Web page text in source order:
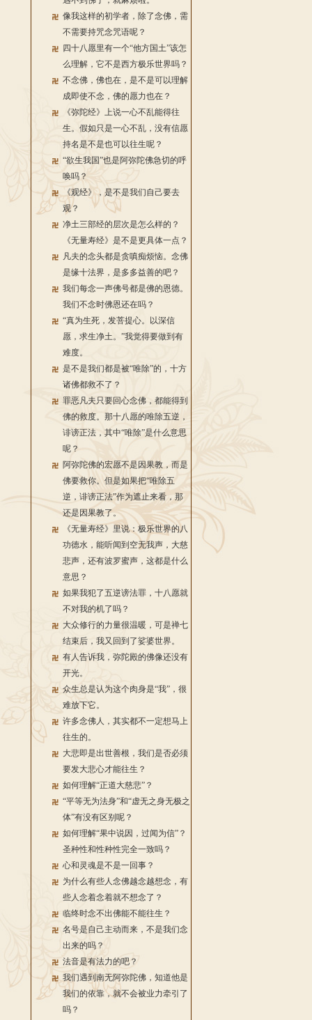
像我这样的初学者，除了念佛，需
不需要持咒念咒语呢？
四十八愿里有一个“他方国土”该怎
么理解，它不是西方极乐世界吗？
不念佛，佛也在，是不是可以理解
成即使不念，佛的愿力也在？
《弥陀经》上说一心不乱能得往
生。假如只是一心不乱，没有信愿
持名是不是也可以往生呢？
“欲生我国”也是阿弥陀佛急切的呼
唤吗？
《观经》，是不是我们自己要去
观？
净土三部经的层次是怎么样的？
《无量寿经》是不是更具体一点？
凡夫的念头都是贪嗔痴烦恼。念佛
是缘十法界，是多多益善的吧？
我们每念一声佛号都是佛的恩德。
我们不念时佛恩还在吗？
“真为生死，发菩提心。以深信
愿，求生净土。”我觉得要做到有
难度。
是不是我们都是被“唯除”的，十方
诸佛都救不了？
罪恶凡夫只要回心念佛，都能得到
佛的救度。那十八愿的唯除五逆，
诽谤正法，其中“唯除”是什么意思
呢？
阿弥陀佛的宏愿不是因果教，而是
佛要救你。但是如果把“唯除五
逆，诽谤正法”作为遮止来看，那
还是因果教了。
《无量寿经》里说：极乐世界的八
功德水，能听闻到空无我声，大慈
悲声，还有波罗蜜声，这都是什么
意思？
如果我犯了五逆谤法罪，十八愿就
不对我的机了吗？
大众修行的力量很温暖，可是禅七
结束后，我又回到了娑婆世界。
有人告诉我，弥陀殿的佛像还没有
开光。
众生总是认为这个肉身是“我”，很
难放下它。
许多念佛人，其实都不一定想马上
往生的。
大悲即是出世善根，我们是否必须
要发大悲心才能往生？
如何理解“正道大慈悲”？
“平等无为法身”和“虚无之身无极之
体”有没有区别呢？
如何理解“果中说因，过闻为信”？
圣种性和性种性完全一致吗？
心和灵魂是不是一回事？
为什么有些人念佛越念越想念，有
些人念着念着就不想念了？
临终时念不出佛能不能往生？
名号是自己主动而来，不是我们念
出来的吗？
法音是有法力的吧？
我们遇到南无阿弥陀佛，知道他是
我们的依靠，就不会被业力牵引了
吗？